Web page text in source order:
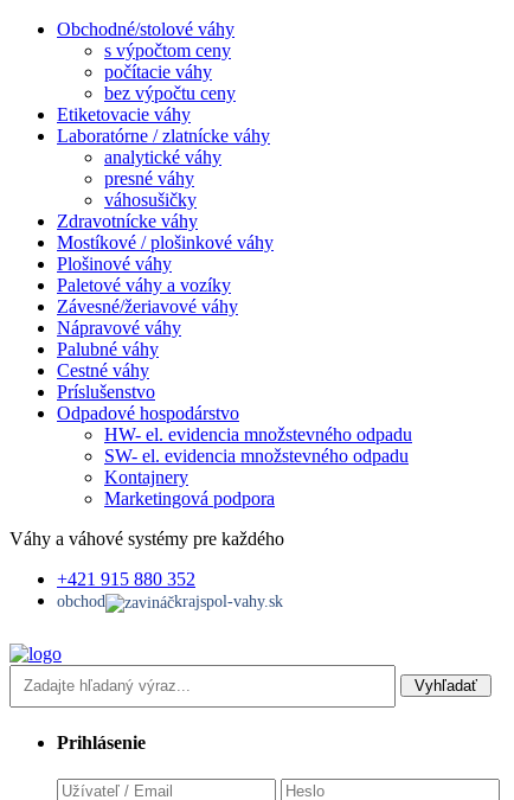
Obchodné/stolové váhy
s výpočtom ceny
počítacie váhy
bez výpočtu ceny
Etiketovacie váhy
Laboratórne / zlatnícke váhy
analytické váhy
presné váhy
váhosušičky
Zdravotnícke váhy
Mostíkové / plošinkové váhy
Plošinové váhy
Paletové váhy a vozíky
Závesné/žeriavové váhy
Nápravové váhy
Palubné váhy
Cestné váhy
Príslušenstvo
Odpadové hospodárstvo
HW- el. evidencia množstevného odpadu
SW- el. evidencia množstevného odpadu
Kontajnery
Marketingová podpora
Váhy a váhové systémy pre každého
+421 915 880 352
obchod krajspol-vahy.sk
Vyhľadať
Prihlásenie